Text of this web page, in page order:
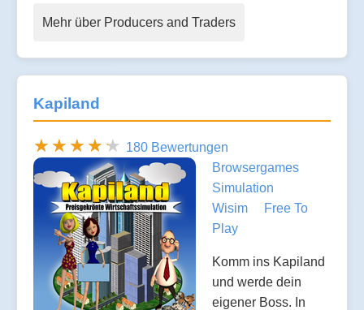
Mehr über Producers and Traders
Kapiland
180 Bewertungen
Browsergames
Simulation
Wisim
Free To
Play
Komm ins Kapiland
und werde dein
eigener Boss. In